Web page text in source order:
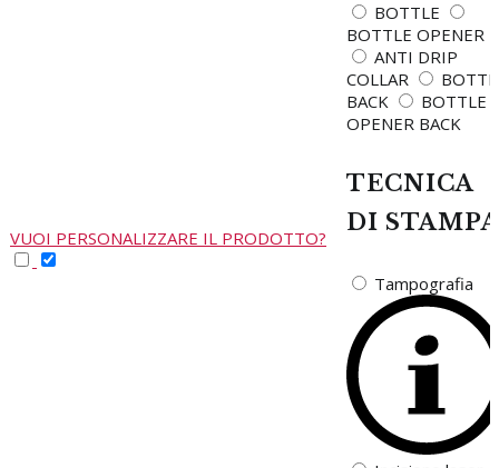
VUOI PERSONALIZZARE IL PRODOTTO?
BOTTLE
BOTTLE OPENER
ANTI DRIP
COLLAR
BACK
BOTTLE
OPENER BACK
TECNICA
DI STAMPA
Tampografia